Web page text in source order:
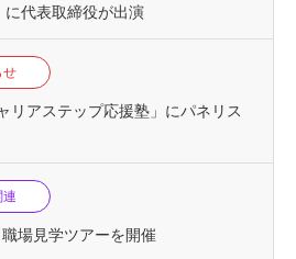
に代表取締役が出演
せ
リアステップ応援塾」にパネリス
場見学ツアーを開催